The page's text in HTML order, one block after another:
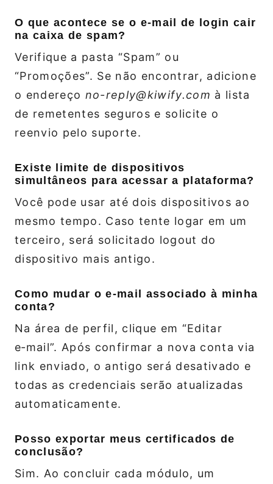
O que acontece se o e‑mail de login cair
na caixa de spam?
Verifique a pasta “Spam” ou
“Promoções”. Se não encontrar, adicione
o endereço no-reply@kiwify.com à lista
de remetentes seguros e solicite o
reenvio pelo suporte.
Existe limite de dispositivos
simultâneos para acessar a plataforma?
Você pode usar até dois dispositivos ao
mesmo tempo. Caso tente logar em um
terceiro, será solicitado logout do
dispositivo mais antigo.
Como mudar o e‑mail associado à minha
conta?
Na área de perfil, clique em “Editar
e‑mail”. Após confirmar a nova conta via
link enviado, o antigo será desativado e
todas as credenciais serão atualizadas
automaticamente.
Posso exportar meus certificados de
conclusão?
Sim. Ao concluir cada módulo, um